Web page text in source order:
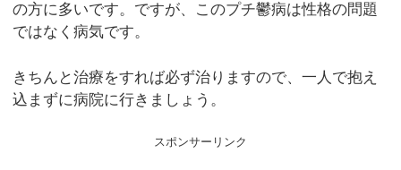
の方に多いです。ですが、このプチ鬱病は性格の問題
ではなく病気です。
きちんと治療をすれば必ず治りますので、一人で抱え
込まずに病院に行きましょう。
スポンサーリンク